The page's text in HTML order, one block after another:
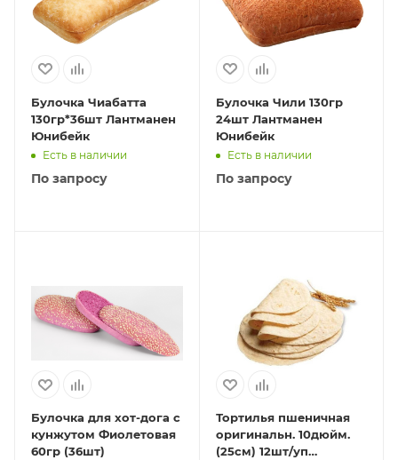
Булочка Чиабатта
130гр*36шт Лантманен
Юнибейк
Есть в наличии
По запросу
Булочка Чили 130гр
24шт Лантманен
Юнибейк
Есть в наличии
По запросу
Булочка для хот-дога с
кунжутом Фиолетовая
60гр (36шт)
Тортилья пшеничная
оригинальн. 10дюйм.
(25см) 12шт/уп